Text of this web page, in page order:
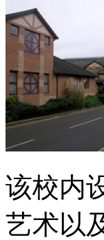
该校内
艺术以